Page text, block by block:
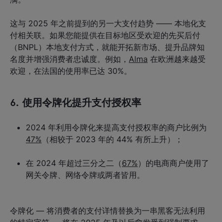
这与 2025 年之前提到的另一大支付趋势 —— 本地化支
付相关联。如果您能提供在目标地区受欢迎的先买后付
（BNPL）本地支付方式，就能开拓新市场、提升品牌知
名度并增强消费者忠诚度。例如， Alma 在欧洲越来越受
欢迎，在法国的使用率已达 30%。
6. 使用令牌化提升支付授权率
2024 年利用令牌化来提高支付授权率的商户比例为
47% （相较于 2023 年的 44% 有所上升）；
在 2024 年超过三分之二（67%）的电商商户使用了
网关令牌、网络令牌或两者皆用。
令牌化 — 将消费者的支付详情替换为一串黑客无法利用